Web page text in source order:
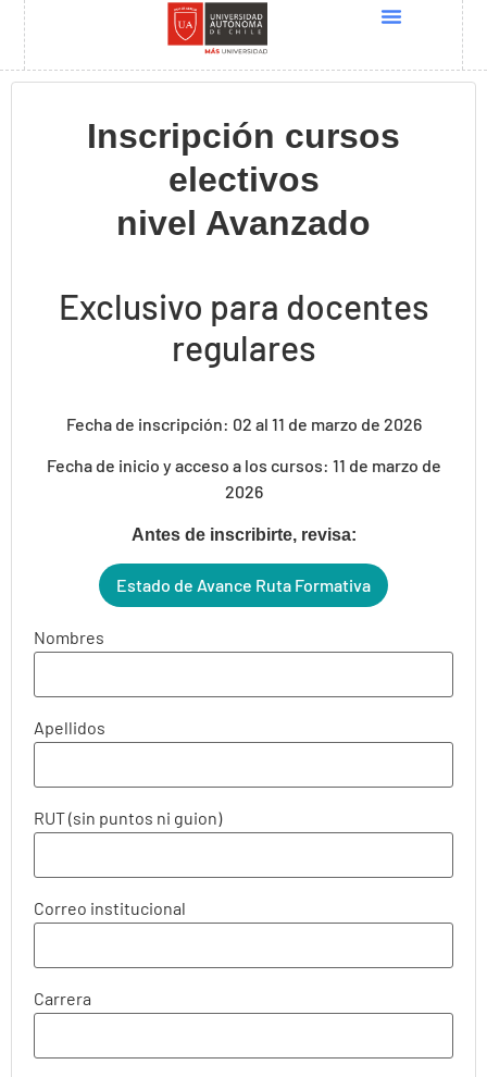
Inscripción cursos
electivos
nivel Avanzado
Exclusivo para docentes
regulares
Fecha de inscripción: 02 al 11 de marzo de 2026
Fecha de inicio y acceso a los cursos: 11 de marzo de
2026
Antes de inscribirte, revisa:
Estado de Avance Ruta Formativa
Nombres
Apellidos
RUT (sin puntos ni guion)
Correo institucional
Carrera